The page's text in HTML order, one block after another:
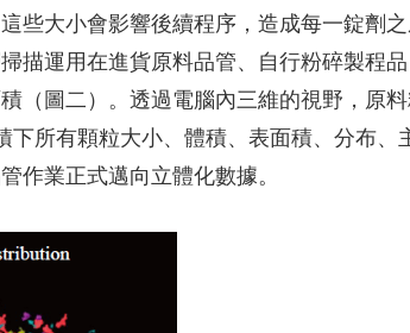
些大小會影響後續程序，造成每一錠劑
描運用在進貨原料品管、自行粉碎製程品
（圖二）。透過電腦內三維的視野，原
所有顆粒大小、體積、表面積、分布、
作業正式邁向立體化數據。